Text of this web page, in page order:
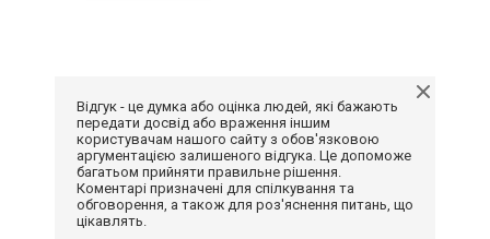
Відгук - це думка або оцінка людей, які бажають
передати досвід або враження іншим
користувачам нашого сайту з обов'язковою
аргументацією залишеного відгука. Це допоможе
багатьом прийняти правильне рішення.
Коментарі призначені для спілкування та
обговорення, а також для роз'яснення питань, що
цікавлять.